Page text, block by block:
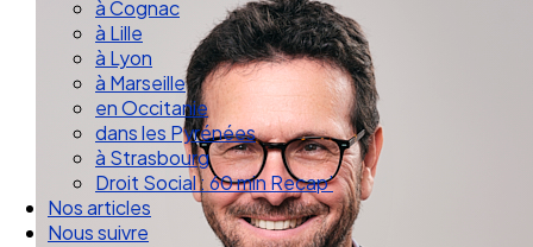
à Bordeaux
à Cognac
à Lille
à Lyon
à Marseille
en Occitanie
dans les Pyrénées
à Strasbourg
Droit Social : 60 min Recap’
Nos articles